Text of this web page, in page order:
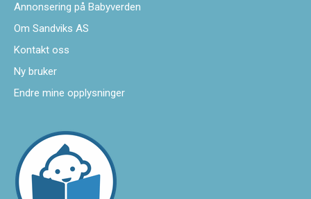
Annonsering på Babyverden
Om Sandviks AS
Kontakt oss
Ny bruker
Endre mine opplysninger